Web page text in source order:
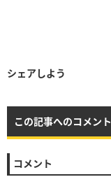
シェアしよう
この記事へのコメント
コメント